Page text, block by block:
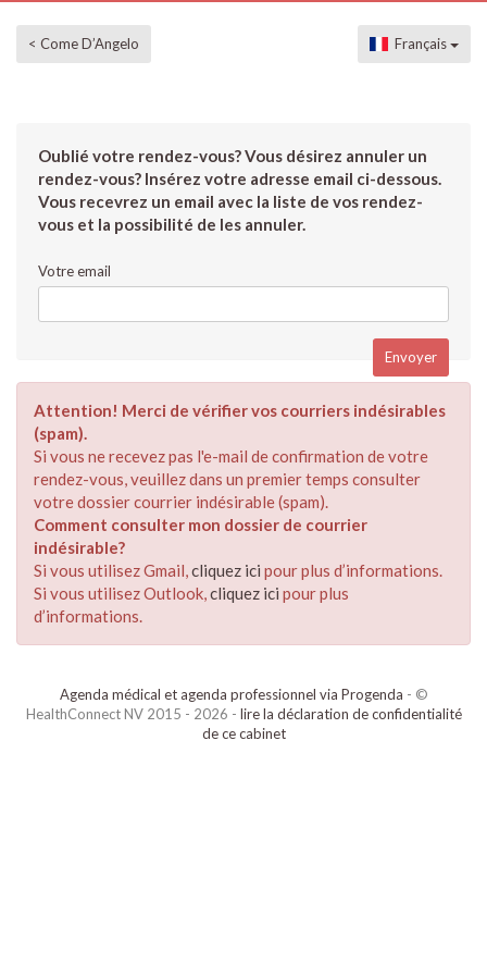
< Come D’Angelo Français
Oublié votre rendez-vous? Vous désirez annuler un
rendez-vous? Insérez votre adresse email ci-dessous.
Vous recevrez un email avec la liste de vos rendez-
vous et la possibilité de les annuler.
Votre email
Attention! Merci de vérifier vos courriers indésirables
(spam).
Si vous ne recevez pas l'e-mail de confirmation de votre
rendez-vous, veuillez dans un premier temps consulter
votre dossier courrier indésirable (spam).
Comment consulter mon dossier de courrier
indésirable?
Si vous utilisez Gmail,cliquez ici pour plus d’informations.
Si vous utilisez Outlook,cliquez ici pour plus
d’informations.
Agenda médical et agenda professionnel via Progenda - ©
HealthConnect NV 2015 - 2026 - lire la déclaration de confidentialité
de ce cabinet